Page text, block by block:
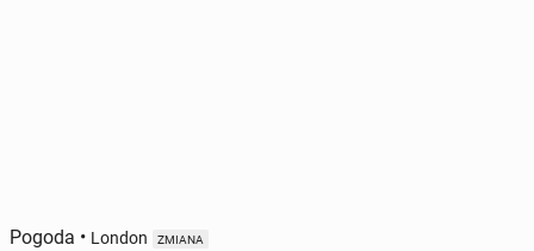
Pogoda • London ZMIANA